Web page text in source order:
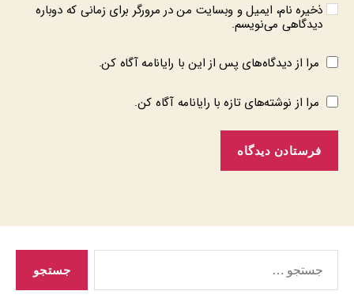
ذخیره نام، ایمیل و وبسایت من در مرورگر برای زمانی که دوباره
دیدگاهی می‌نویسم.
مرا از دیدگاه‌های پس از این با رایانامه آگاه کن.
مرا از نوشته‌های تازه با رایانامه آگاه کن.